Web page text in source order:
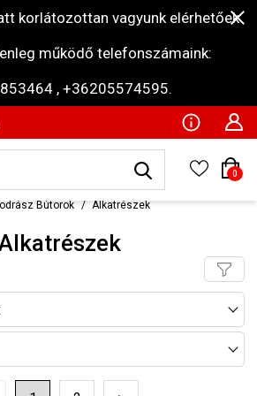
korlátozottan vagyunk elérhetőek
működő telefonszámaink:
, +36205574595.
0
Bútorok Alkatrészek